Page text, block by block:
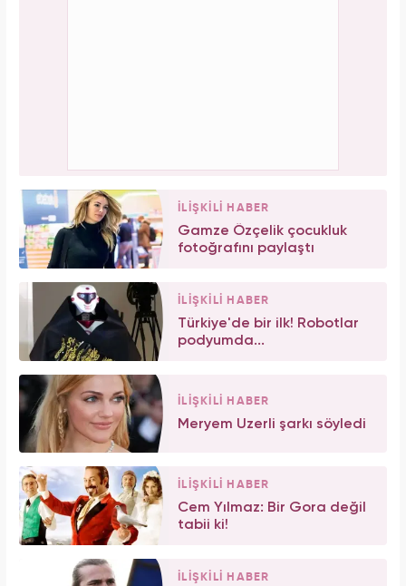
İLİŞKİLİ HABER
Gamze Özçelik çocukluk
fotoğrafını paylaştı
İLİŞKİLİ HABER
Türkiye'de bir ilk! Robotlar
podyumda...
İLİŞKİLİ HABER
Meryem Uzerli şarkı söyledi
İLİŞKİLİ HABER
Cem Yılmaz: Bir Gora değil
tabii ki!
İLİŞKİLİ HABER